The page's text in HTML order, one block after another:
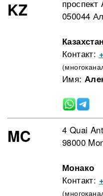
KZ
050044
Казахстан
Контакт:
Имя:
MC
4 Quai
98000
Монако
Контакт: